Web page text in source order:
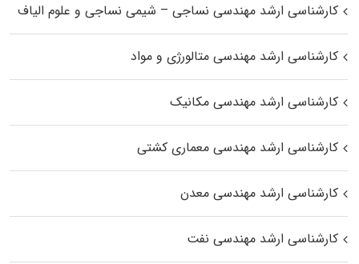
کارشناسی ارشد مهندسی نساجی – شیمی نساجی و علوم الیاف
کارشناسی ارشد مهندسی متالورژی و مواد
کارشناسی ارشد مهندسی مکانیک
کارشناسی ارشد مهندسی معماری کشتی
کارشناسی ارشد مهندسی معدن
کارشناسی ارشد مهندسی نفت